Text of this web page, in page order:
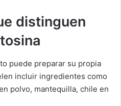
distinguen
puede preparar su propia
incluir ingredientes como
polvo, mantequilla, chile en